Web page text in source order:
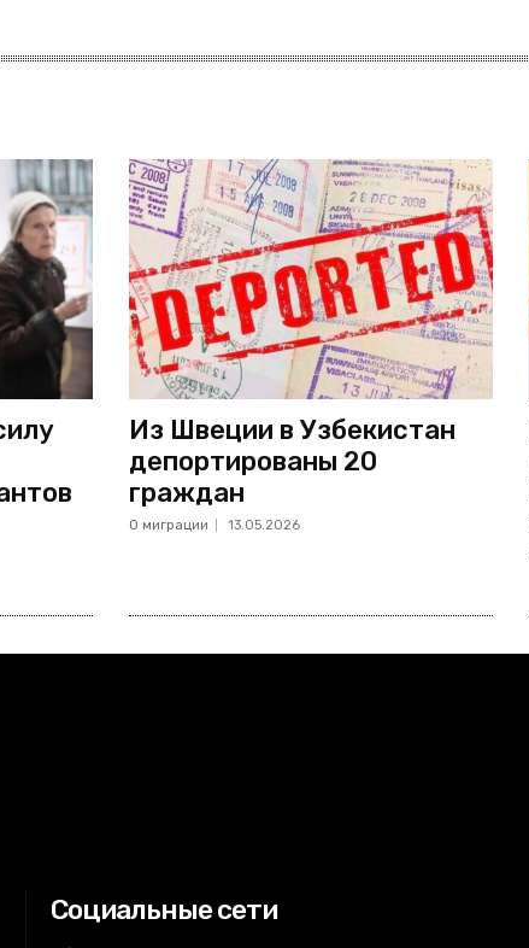
Из Швеции в Узбекистан
депортированы 20
граждан
О миграции 13.05.2026
Социальные сети